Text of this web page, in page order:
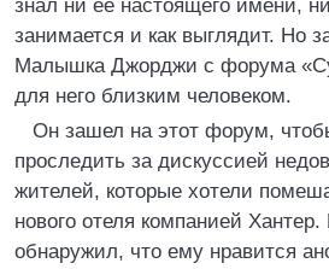
знал ни ее настоящего имени,
занимается и как выглядит. Но
Малышка Джорджи с форума
для него близким человеком.
Он зашел на этот форум,
проследить за дискуссией
жителей, которые хотели
нового отеля компанией Хантер.
обнаружил, что ему нравится